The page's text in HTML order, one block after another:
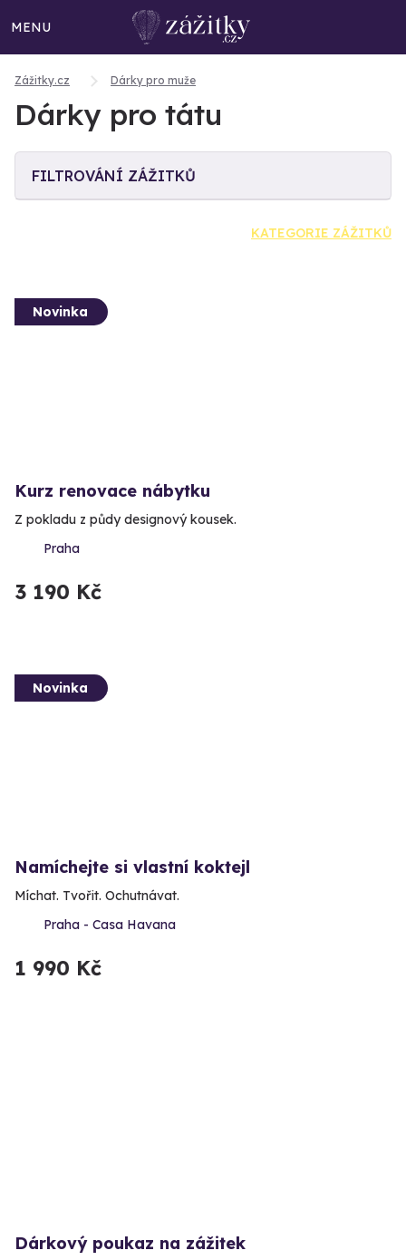
MENU
Zážitky.cz Dárky pro muže
Dárky pro tátu
FILTROVÁNÍ ZÁŽITKŮ
KATEGORIE ZÁŽITKŮ
Novinka
Kurz renovace nábytku
Z pokladu z půdy designový kousek.
Praha
3 190 Kč
Novinka
Namíchejte si vlastní koktejl
Míchat. Tvořit. Ochutnávat.
Praha - Casa Havana
1 990 Kč
Dárkový poukaz na zážitek